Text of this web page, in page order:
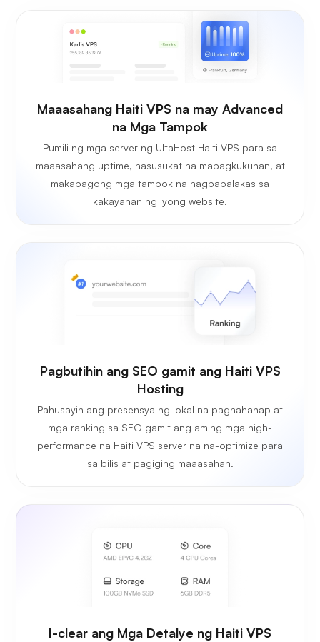
Maaasahang Haiti VPS na may Advanced
na Mga Tampok
Pumili ng mga server ng UltaHost Haiti VPS para sa
maaasahang uptime, nasusukat na mapagkukunan, at
makabagong mga tampok na nagpapalakas sa
kakayahan ng iyong website.
Pagbutihin ang SEO gamit ang Haiti VPS
Hosting
Pahusayin ang presensya ng lokal na paghahanap at
mga ranking sa SEO gamit ang aming mga high-
performance na Haiti VPS server na na-optimize para
sa bilis at pagiging maaasahan.
I-clear ang Mga Detalye ng Haiti VPS